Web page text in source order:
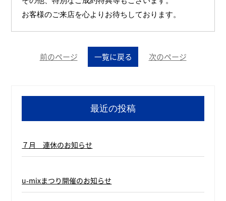
お客様のご来店を心よりお待ちしております。
前のページ 一覧に戻る 次のページ
最近の投稿
７月 連休のお知らせ
u-mixまつり開催のお知らせ